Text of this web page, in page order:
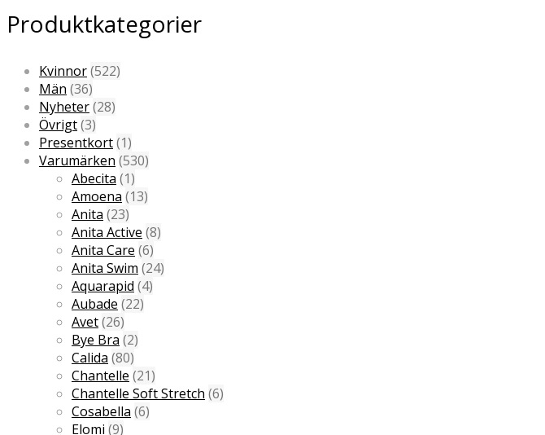
Produktkategorier
Kvinnor(522)
Män (36)
Nyheter(28)
Övrigt(3)
Presentkort(1)
Varumärken (530)
Abecita (1)
Amoena (13)
Anita (23)
Anita Active (8)
Anita Care (6)
Anita Swim (24)
Aquarapid (4)
Aubade (22)
Avet(26)
Bye Bra (2)
Calida (80)
Chantelle (21)
Chantelle Soft Stretch (6)
Cosabella (6)
Elomi (9)